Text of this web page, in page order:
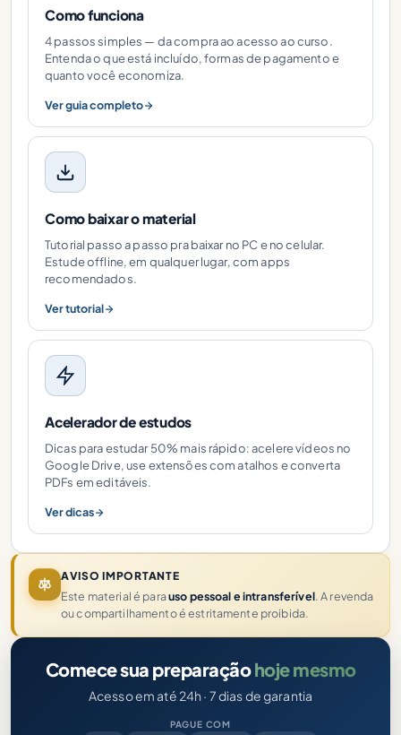
Como funciona
4 passos simples — da compra ao acesso ao curso.
Entenda o que está incluído, formas de pagamento e
quanto você economiza.
Ver guia completo
Como baixar o material
Tutorial passo a passo pra baixar no PC e no celular.
Estude offline, em qualquer lugar, com apps
recomendados.
Ver tutorial
Acelerador de estudos
Dicas para estudar 50% mais rápido: acelere vídeos no
Google Drive, use extensões com atalhos e converta
PDFs em editáveis.
Ver dicas
AVISO IMPORTANTE
Este material é parauso pessoal e intransferível. A revenda
ou compartilhamento é estritamente proibida.
Comece sua preparaçãohoje mesmo
Acesso em até 24h · 7 dias de garantia
PAGUE COM